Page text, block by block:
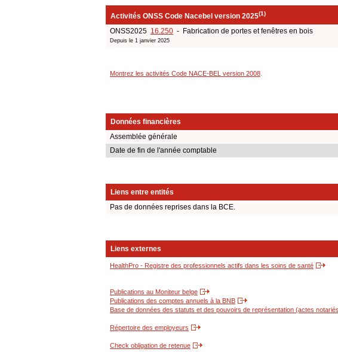
Activités ONSS Code Nacebel version 2025(1)
ONSS2025 16.250 - Fabrication de portes et fenêtres en bois
Depuis le 1 janvier 2025
Montrez les activités Code NACE-BEL version 2008
Données financières
Assemblée générale
Date de fin de l'année comptable
Liens entre entités
Pas de données reprises dans la BCE.
Liens externes
HealthPro - Registre des professionnels actifs dans les soins de santé
Publications au Moniteur belge
Publications des comptes annuels à la BNB
Base de données des statuts et des pouvoirs de représentation (actes
Répertoire des employeurs
Check obligation de retenue